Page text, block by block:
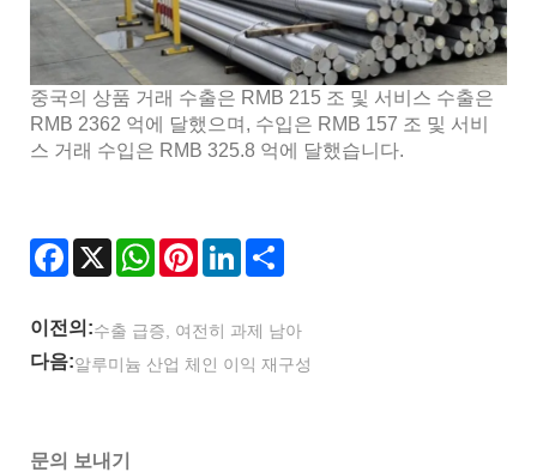
중국의 상품 거래 수출은 RMB 215 조 및 서비스 수출은
RMB 2362 억에 달했으며, 수입은 RMB 157 조 및 서비
스 거래 수입은 RMB 325.8 억에 달했습니다.
Facebook
X WhatsAppPinterestLinkedIn
이전의:수출 급증, 여전히 과제 남아
다음:알루미늄 산업 체인 이익 재구성
문의 보내기